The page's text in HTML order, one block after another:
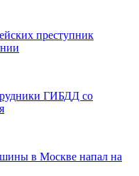
преступник
ГИБДД со
в Москве напал на